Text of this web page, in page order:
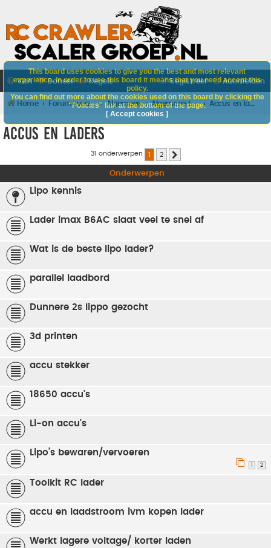
V&A Doneer Regels Aanmelden
Registreer
Home Forumoverzicht Algemeen Algemene techniek Accus en laders
Accus en laders
31 onderwerpen 2
Onderwerpen
Lipo kennis
Lader imax B6AC slaat veel te snel af
Wat is de beste lipo lader?
parallel laadbord
Dunnere 2s lippo gezocht
3d printen
accu stekker
18650 accu's
Li-on accu's
Lipo’s bewaren/vervoeren
2
Toolkit RC lader
accu en laadstroom ivm kopen lader
Werkt lagere voltage/ korter laden
This board uses cookies to give you the best and most relevant
experience. In order to use this board it means that you need accept this
policy.
You can find out more about the cookies used on this board by clicking the
"Policies" link at the bottom of the page.
[ Accept cookies ]